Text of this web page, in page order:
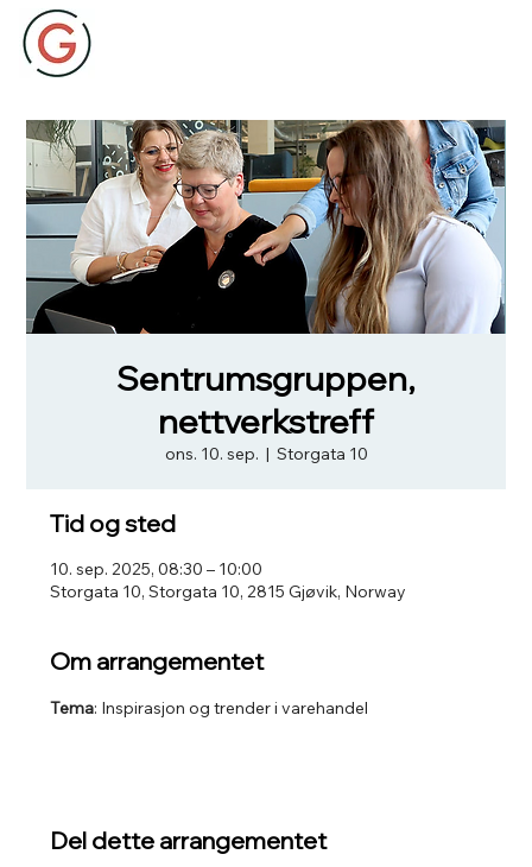
Sentrumsgruppen,
nettverkstreff
ons. 10. sep.
  |
Storgata 10
Tid og sted
10. sep. 2025, 08:30 – 10:00
Storgata 10, Storgata 10, 2815 Gjøvik, Norway
Om arrangementet
Tema: Inspirasjon og trender i varehandel
Del dette arrangementet